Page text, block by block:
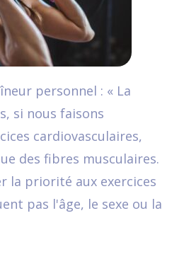
personnel : « La
si nous faisons
cardiovasculaires,
des fibres musculaires.
la priorité aux exercices
pas l'âge, le sexe ou la